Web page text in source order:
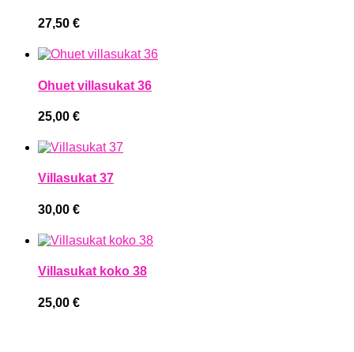
27,50 €
Ohuet villasukat 36
25,00 €
Villasukat 37
30,00 €
Villasukat koko 38
25,00 €